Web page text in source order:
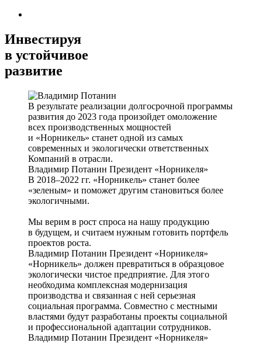
Инвестируя
в устойчивое
развитие
В результате реализации долгосрочной программы
развития до 2023 года произойдет омоложение
всех производственных мощностей
и «Норникель» станет одной из самых
современных и экологически ответственных
Компаний в отрасли.
Владимир Потанин Президент «Норникеля»
В 2018–2022 гг. «Норникель» станет более
«зеленым» и поможет другим становиться более
экологичными.
Мы верим в рост спроса на нашу продукцию
в будущем, и считаем нужным готовить портфель
проектов роста.
Владимир Потанин Президент «Норникеля»
«Норникель» должен превратиться в образцовое
экологически чистое предприятие. Для этого
необходима комплексная модернизация
производства и связанная с ней серьезная
социальная программа. Совместно с местными
властями будут разработаны проекты социальной
и профессиональной адаптации сотрудников.
Владимир Потанин Президент «Норникеля»